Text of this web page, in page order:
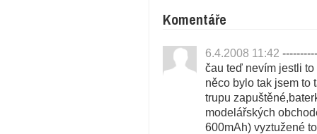
Komentáře
6.4.2008 11:42
čau teď nevím jestli
něco bylo tak jsem to
trupu
modelářských
600mAh) vyztužené